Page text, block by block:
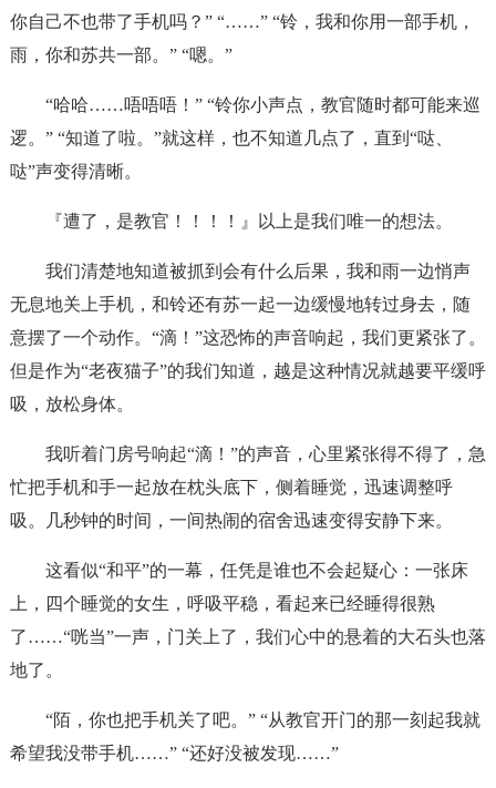
你自己不也带了手机吗？” “……” “铃，我和你用一部手机，
雨，你和苏共一部。” “嗯。”
“哈哈……唔唔唔！” “铃你小声点，教官随时都可能来巡
逻。” “知道了啦。”就这样，也不知道几点了，直到“哒、
哒”声变得清晰。
『遭了，是教官！！！！』以上是我们唯一的想法。
我们清楚地知道被抓到会有什么后果，我和雨一边悄声
无息地关上手机，和铃还有苏一起一边缓慢地转过身去，随
意摆了一个动作。“滴！”这恐怖的声音响起，我们更紧张了。
但是作为“老夜猫子”的我们知道，越是这种情况就越要平缓呼
吸，放松身体。
我听着门房号响起“滴！”的声音，心里紧张得不得了，急
忙把手机和手一起放在枕头底下，侧着睡觉，迅速调整呼
吸。几秒钟的时间，一间热闹的宿舍迅速变得安静下来。
这看似“和平”的一幕，任凭是谁也不会起疑心：一张床
上，四个睡觉的女生，呼吸平稳，看起来已经睡得很熟
了……“咣当”一声，门关上了，我们心中的悬着的大石头也落
地了。
“陌，你也把手机关了吧。” “从教官开门的那一刻起我就
希望我没带手机……” “还好没被发现……”